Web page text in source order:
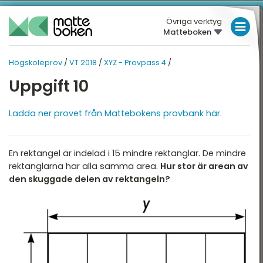
Övriga verktyg
Matteboken
Högskoleprov / VT 2018 / XYZ - Provpass 4 /
Uppgift 10
Ladda ner provet från Mattebokens provbank här.
En rektangel är indelad i 15 mindre rektanglar. De mindre
rektanglarna har alla samma area. Hur stor är arean av
den skuggade delen av rektangeln?
LÅGSTADIET
MELLANSTADIET
GYMNASIET
HÖGSKOLEPROV
Översikt
2026
2025
2025
2024
2023
HÖGSKOLEPROV
Översikt
XYZ - Provpass 4
KVA - Provpass 4
NOG - Provpass 1
DIGITALA VERKTYG
KUL MED MATTE